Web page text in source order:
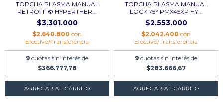
TORCHA PLASMA MANUAL
RETROFIT© HYPERTHER...
$3.301.000
$2.640.800 con
Efectivo/Transferencia
9 cuotas sin interés de
$366.777,78
AGREGAR AL CARRITO
TORCHA PLASMA MANUAL
LOCK 75° PMX45XP HY...
$2.553.000
$2.042.400 con
Efectivo/Transferencia
9 cuotas sin interés de
$283.666,67
AGREGAR AL CARRITO